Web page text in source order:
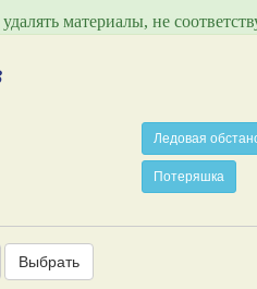
материалы, не
Ледовая
Потеряшка
Выбрать